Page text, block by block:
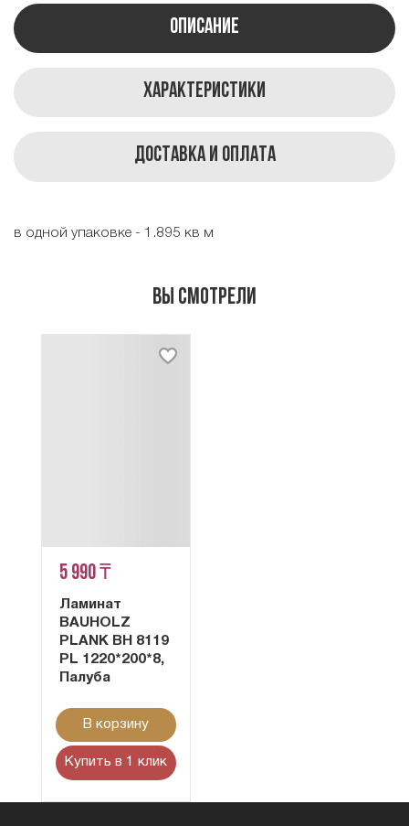
Описание
Характеристики
Доставка и оплата
в одной упаковке - 1.895 кв м
Вы смотрели
5 990 ₸
Ламинат
BAUHOLZ
PLANK BH 8119
PL 1220*200*8,
Палуба
В корзину
Купить в 1 клик